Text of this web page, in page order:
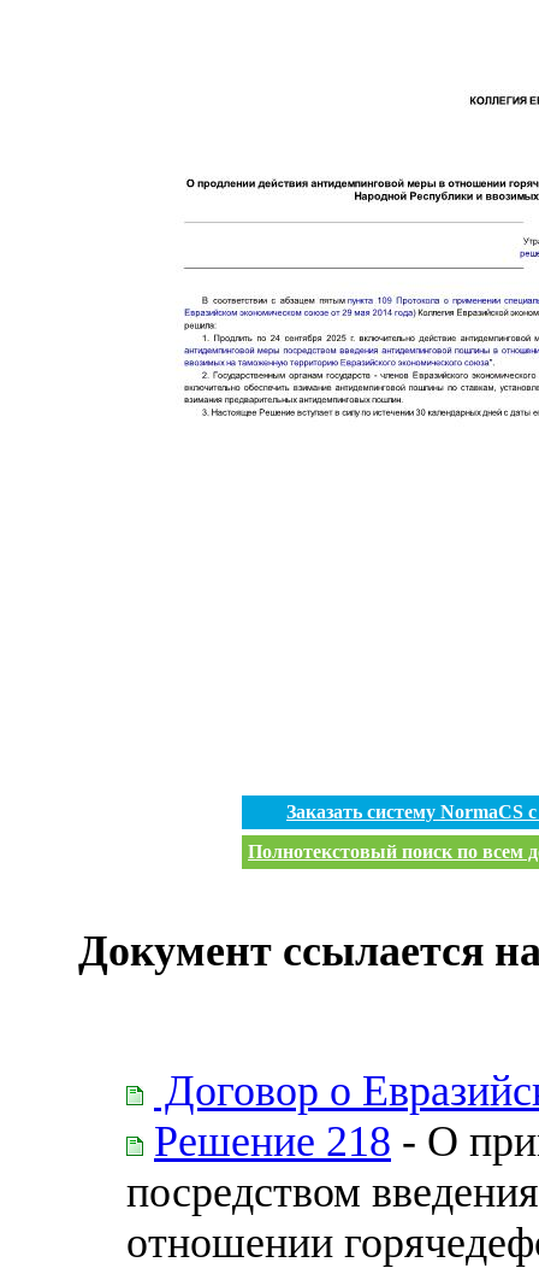
Заказать систему
Полнотекстовый поиск по всем
Документ ссылается
Договор о
Решение 218 - О
посредством
отношении